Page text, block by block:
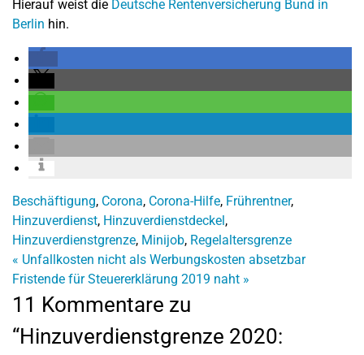
Hierauf weist die Deutsche Rentenversicherung Bund in
Berlin hin.
Beschäftigung, Corona, Corona-Hilfe, Frührentner,
Hinzuverdienst, Hinzuverdienstdeckel,
Hinzuverdienstgrenze, Minijob, Regelaltersgrenze
« Unfallkosten nicht als Werbungskosten absetzbar
Fristende für Steuererklärung 2019 naht »
11 Kommentare zu
“Hinzuverdienstgrenze 2020: